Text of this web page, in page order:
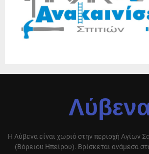
Η Λύβενα είναι χωριό στην περιοχή Αγίων
(Βόρειου Ηπείρου). Βρίσκεται ανάμεσα